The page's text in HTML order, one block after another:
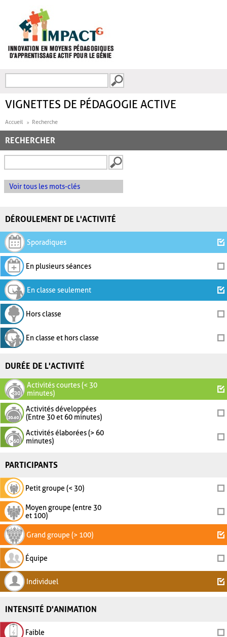
FORMULAIRE DE
VIGNETTES DE PÉDAGOGIE ACTIVE
Accueil Recherche
RECHERCHER
Voir tous les mots-clés
DÉROULEMENT DE L'ACTIVITÉ
Sporadiques
En plusieurs séances
En classe seulement
Hors classe
En classe et hors classe
DURÉE DE L'ACTIVITÉ
Activités courtes (< 30
minutes)
Activités développées
(Entre 30 et 60 minutes)
Activités élaborées (> 60
minutes)
PARTICIPANTS
Petit groupe (< 30)
Moyen groupe (entre 30
et 100)
Grand groupe (> 100)
Équipe
Individuel
INTENSITÉ D'ANIMATION
Faible